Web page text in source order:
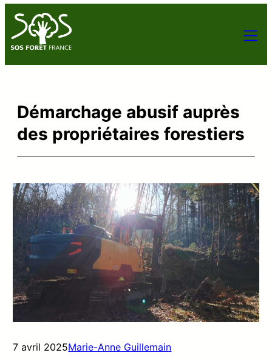
Démarchage abusif auprès
des propriétaires forestiers
7 avril 2025Marie-Anne Guillemain